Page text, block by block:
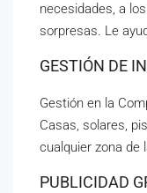
necesidades, a
sorpresas. Le
GESTIÓN DE
Gestión en la
Casas, solares,
cualquier zona de
PUBLICIDAD